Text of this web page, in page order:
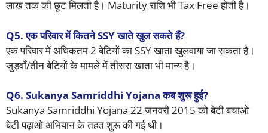
लाख तक की छूट मिलती है। Maturity राशि भी Tax Free होती है।
Q5. एक परिवार में कितने SSY खाते खुल सकते हैं?
एक परिवार में अधिकतम 2 बेटियों का SSY खाता खुलवाया जा सकता है।
जुड़वाँ/तीन बेटियों के मामले में तीसरा खाता भी मान्य है।
Q6. Sukanya Samriddhi Yojana कब शुरू हुई?
Sukanya Samriddhi Yojana 22 जनवरी 2015 को बेटी बचाओ
बेटी पढ़ाओ अभियान के तहत शुरू की गई थी।